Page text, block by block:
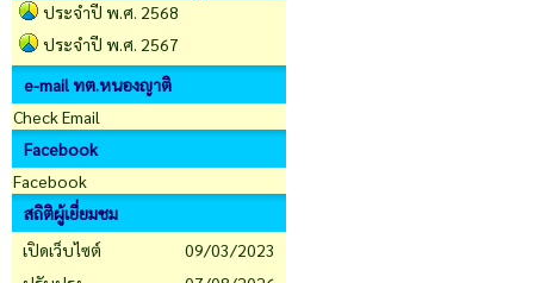
ประจำปี พ.ศ. 2568
ประจำปี พ.ศ. 2567
e-mail ทต.หนองญาติ
Check Email
Facebook
Facebook
สถิติผู้เยี่ยมชม
เปิดเว็บไซต์
09/03/2023